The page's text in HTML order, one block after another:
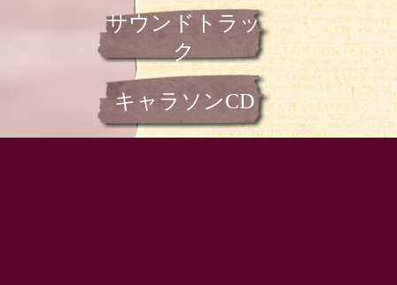
サウンドトラッ
ク
キャラソンCD